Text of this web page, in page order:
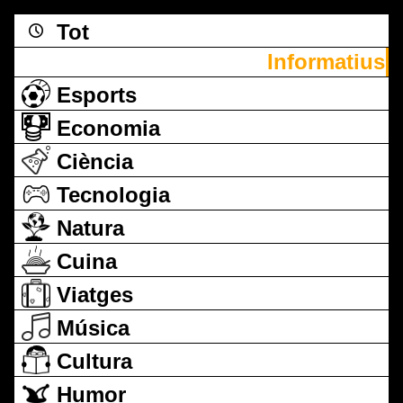
Tot
Informatius
Esports
Economia
Ciència
Tecnologia
Natura
Cuina
Viatges
Música
Cultura
Humor